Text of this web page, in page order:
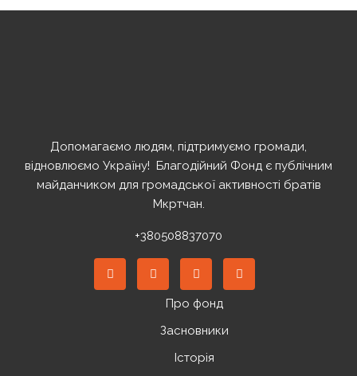
Допомагаємо людям, підтримуємо громади,
відновлюємо Україну! ️ Благодійний Фонд є публічним
майданчиком для громадської активності братів
Мкртчан.
+380508837070
Про фонд
Засновники
Історія